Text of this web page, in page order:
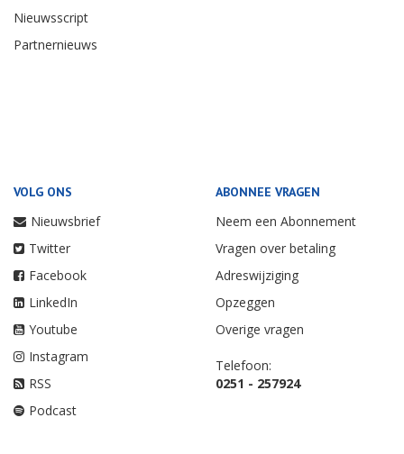
Nieuwsscript
Partnernieuws
VOLG ONS
Nieuwsbrief
Twitter
Facebook
LinkedIn
Youtube
Instagram
RSS
Podcast
ABONNEE VRAGEN
Neem een Abonnement
Vragen over betaling
Adreswijziging
Opzeggen
Overige vragen
Telefoon:
0251 - 257924